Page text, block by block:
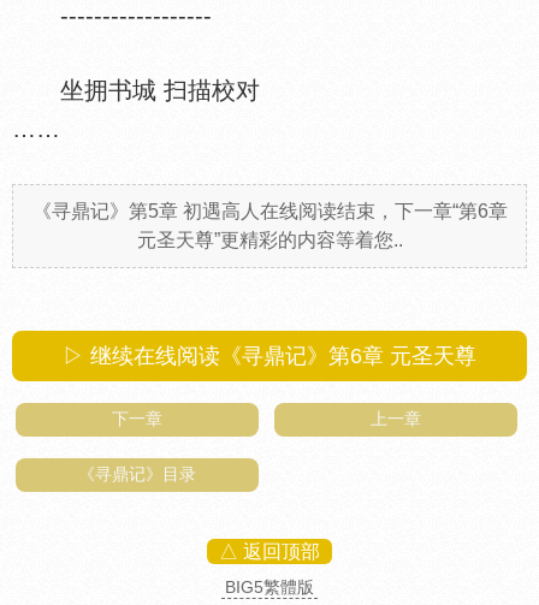
------------------
坐拥书城 扫描校对
……
《寻鼎记》第5章 初遇高人在线阅读结束，下一章“第6章
元圣天尊”更精彩的内容等着您..
▷ 继续在线阅读《寻鼎记》第6章 元圣天尊
下一章 上一章
《寻鼎记》目录
△ 返回顶部
BIG5繁體版